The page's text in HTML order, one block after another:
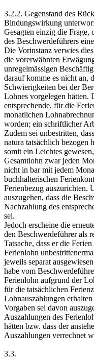
3.2.2. Gegenstand des
Bindungswirkung
Gesagten einzig die Frage,
des Beschwerdeführers
Die Vorinstanz verwies
die vorerwähnten
unregelmässigen
darauf komme es nicht an,
Schwierigkeiten bei der
Lohnes vorgelegen hätten.
entsprechende, für die
monatlichen
worden; ein schriftlicher
Zudem sei unbestritten,
natura tatsächlich bezogen
somit ein Leichtes
Gesamtlohn zwar jeden
nicht in bar mit jedem
buchhalterischen
Ferienbezug auszurichten.
auszugehen, dass die
Nachzahlung des
sei.
Jedoch erscheine die
den Beschwerdeführer als
Tatsache, dass er die
Ferienlohn
jeweils separat
habe vom
Ferienlohn aufgrund der
für die tatsächlichen
Lohnauszahlungen
Vorgaben sei davon
Auszahlungen des
hätten bzw. dass der
Auszahlungen verrechnet
3.3.